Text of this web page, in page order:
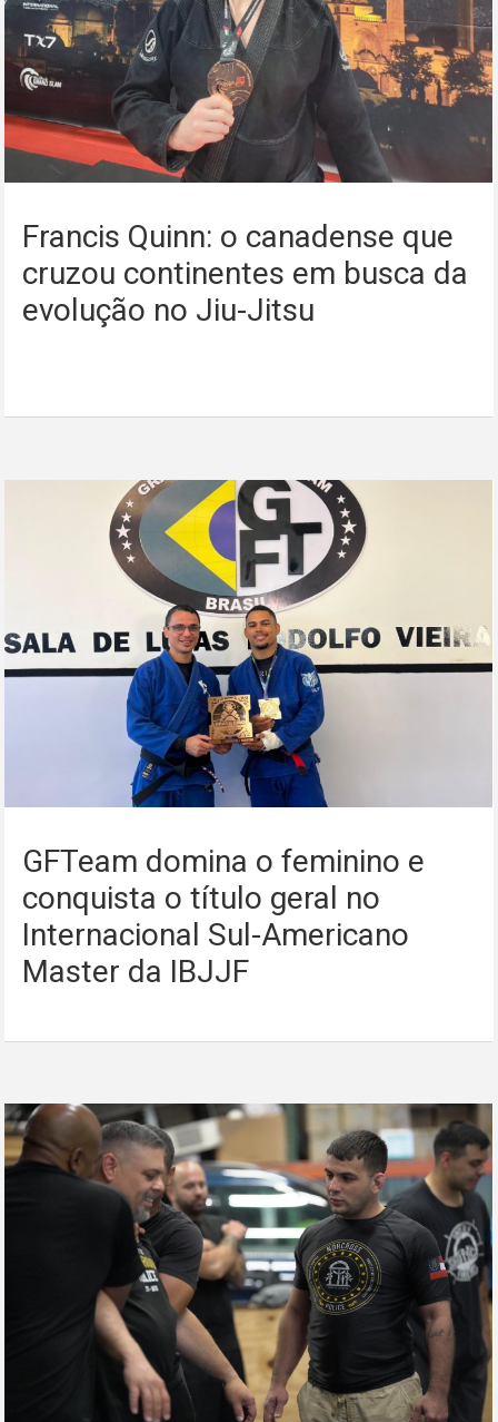
Francis Quinn: o canadense que
cruzou continentes em busca da
evolução no Jiu-Jitsu
GFTeam domina o feminino e
conquista o título geral no
Internacional Sul-Americano
Master da IBJJF